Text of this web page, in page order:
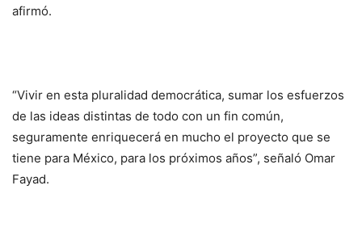
afirmó.
“Vivir en esta pluralidad democrática, sumar los esfuerzos
de las ideas distintas de todo con un fin común,
seguramente enriquecerá en mucho el proyecto que se
tiene para México, para los próximos años”, señaló Omar
Fayad.